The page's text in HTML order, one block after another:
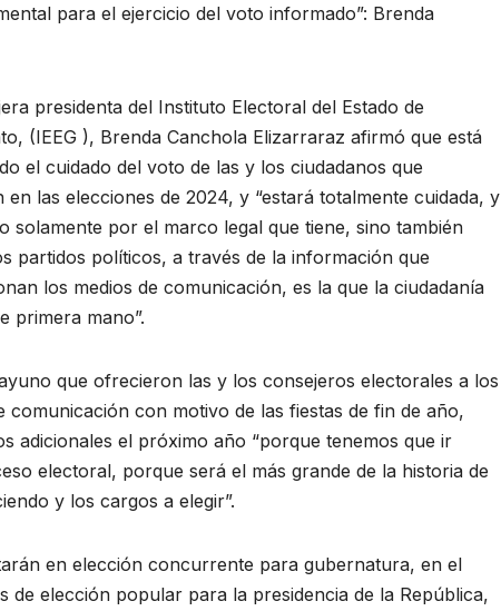
para el ejercicio del voto informado”: Brenda
presidenta del Instituto Electoral del Estado de
(IEEG ), Brenda Canchola Elizarraraz afirmó que está
el cuidado del voto de las y los ciudadanos que
en las elecciones de 2024, y “estará totalmente cuidada, y
solamente por el marco legal que tiene, sino también
partidos políticos, a través de la información que
los medios de comunicación, es la que la ciudadanía
primera mano”.
que ofrecieron las y los consejeros electorales a los
comunicación con motivo de las fiestas de fin de año,
adicionales el próximo año “porque tenemos que ir
electoral, porque será el más grande de la historia de
y los cargos a elegir”.
en elección concurrente para gubernatura, en el
elección popular para la presidencia de la República,